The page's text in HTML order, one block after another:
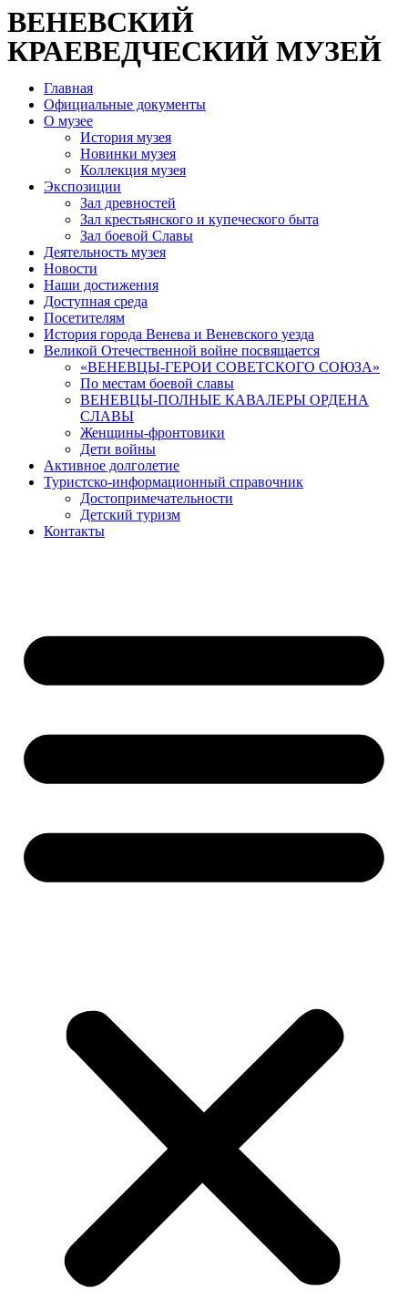
ВЕНЕВСКИЙ
КРАЕВЕДЧЕСКИЙ МУЗЕЙ
Главная
Официальные документы
О музее
История музея
Новинки музея
Коллекция музея
Экспозиции
Зал древностей
Зал крестьянского и купеческого быта
Зал боевой Славы
Деятельность музея
Новости
Наши достижения
Доступная среда
Посетителям
История города Венева и Веневского уезда
Великой Отечественной войне посвящается
«ВЕНЕВЦЫ-ГЕРОИ СОВЕТСКОГО СОЮЗА»
По местам боевой славы
ВЕНЕВЦЫ-ПОЛНЫЕ КАВАЛЕРЫ ОРДЕНА
СЛАВЫ
Женщины-фронтовики
Дети войны
Активное долголетие
Туристско-информационный справочник
Достопримечательности
Детский туризм
Контакты